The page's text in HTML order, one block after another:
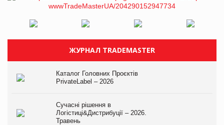
ЖУРНАЛ TRADEMASTER
Каталог Головних Проєктів
PrivateLabel – 2026
Сучасні рішення в
Логістиці&Дистрибуції – 2026.
Травень